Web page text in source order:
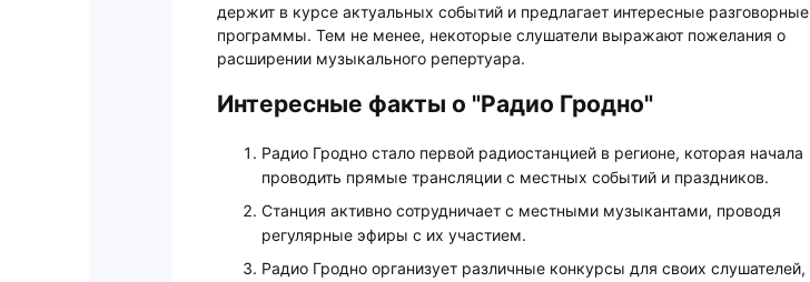
держит в курсе актуальных событий и предлагает интересные разговорные
программы. Тем не менее, некоторые слушатели выражают пожелания о
расширении музыкального репертуара.
Интересные факты о "Радио Гродно"
Радио Гродно стало первой радиостанцией в регионе, которая начала
проводить прямые трансляции с местных событий и праздников.
Станция активно сотрудничает с местными музыкантами, проводя
регулярные эфиры с их участием.
Радио Гродно организует различные конкурсы для своих слушателей,